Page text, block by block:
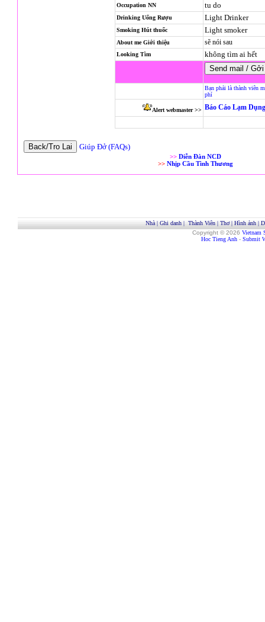
Occupation NN tu do
Drinking Uống Rượu Light Drinker
Smoking Hút thuốc Light smoker
About me Giới thiệu sẽ nói sau
Looking Tìm không tìm ai hết
Bạn phải là thành viên
phí
Alert webmaster >> Báo Cáo Lạm
Giúp Đở (FAQs)
>> Diễn Đàn NCD
>> Nhịp Cầu Tình Thương
Nhà| Ghi danh| Thành Viên| Thơ| Hình ảnh|
Copyright © 2026 Vietnam
Hoc Tieng Anh - Submit